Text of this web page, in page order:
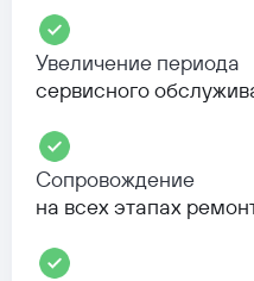
Увеличение периода
сервисного
Сопровождение
на всех этапах